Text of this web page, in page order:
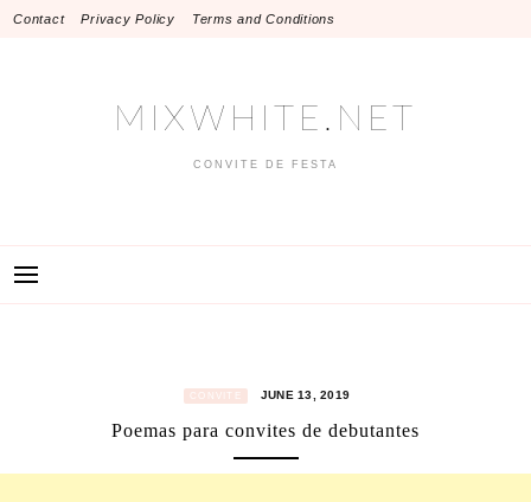
SkipContact Privacy Policy Terms and Conditions
MIXWHITE.NET
CONVITE DE FESTA
CONVITE JUNE 13, 2019
Poemas para convites de debutantes